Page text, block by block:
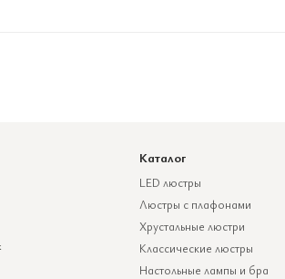
Каталог
LED люстры
Люстры с плафонами
Хрустальные люстри
Классические люстры
Настольные лампы и бра